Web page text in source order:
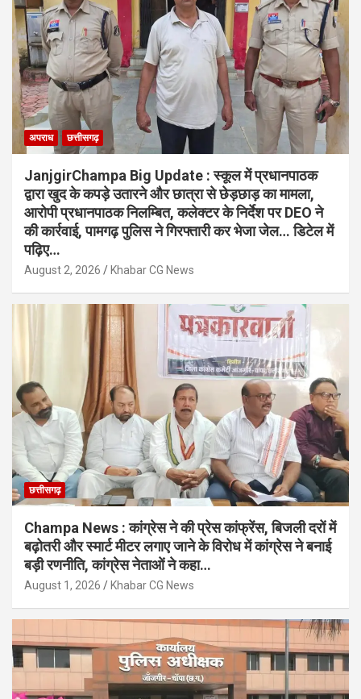
अपराध छत्तीसगढ़
JanjgirChampa Big Update : स्कूल में प्रधानपाठक
द्वारा खुद के कपड़े उतारने और छात्रा से छेड़छाड़ का मामला,
आरोपी प्रधानपाठक निलम्बित, कलेक्टर के निर्देश पर DEO ने
की कार्रवाई, पामगढ़ पुलिस ने गिरफ्तारी कर भेजा जेल… डिटेल में
पढ़िए…
August 2, 2026 Khabar CG News
छत्तीसगढ़
Champa News : कांग्रेस ने की प्रेस कांफ्रेंस, बिजली दरों में
बढ़ोतरी और स्मार्ट मीटर लगाए जाने के विरोध में कांग्रेस ने बनाई
बड़ी रणनीति, कांग्रेस नेताओं ने कहा…
August 1, 2026 Khabar CG News